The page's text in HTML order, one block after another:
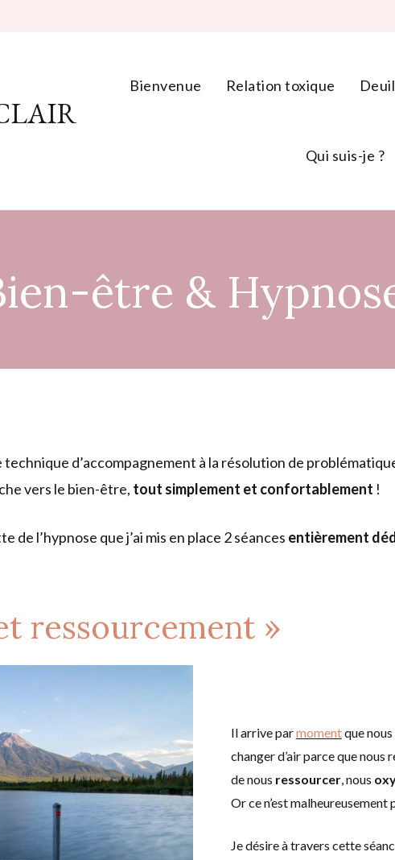
Bienvenue Relation toxique Deuil
Qui suis-je ?
être &
technique d’accompagnement à la résolution de
vers le bien-être, tout simplement et confortablement !
l’hypnose que j’ai mis en place 2 séances entièrement
ressourcement »
Il arrive parmomentque nous
changer d’air parce que nous
de nous ressourcer, nous
Or ce n’est
Je désire à travers cette